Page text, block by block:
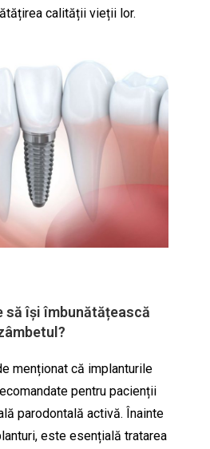
calității vieții lor.
să își îmbunătățească
menționat că implanturile
pentru pacienții
parodontală activă. Înainte
este esențială tratarea